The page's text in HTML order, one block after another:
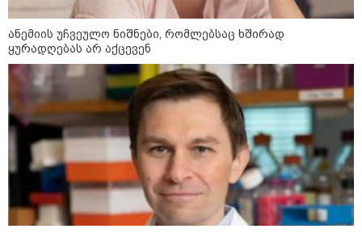
09:36 / 08-08-2026
"ბავშვობიდან ასე ვარ..
ფანატიკურად ვარ შეყვარებული
მარტინ გუიმჯიანი, ქართულ
ენასა და საქართველოზე
შეყვარებული სომეხი ბიჭი
23:15 / 07-08-2026
ამოუცნობი ანომალიური
მოვლენები - ტრამპის
ადმინისტრაციამ “UFO”- ს
ფაილების მორიგი პაკეტი
გამოაქვეყნა
ანემიის უჩვეულო ნიშნები, რომლებსაც ხშირად
ყურადღებას არ აქცევენ